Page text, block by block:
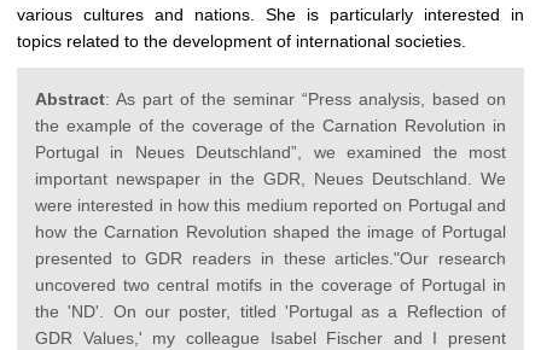
various cultures and nations. She is particularly interested in
topics related to the development of international societies.
Abstract: As part of the seminar “Press analysis, based on
the example of the coverage of the Carnation Revolution in
Portugal in Neues Deutschland”, we examined the most
important newspaper in the GDR, Neues Deutschland. We
were interested in how this medium reported on Portugal and
how the Carnation Revolution shaped the image of Portugal
presented to GDR readers in these articles."Our research
uncovered two central motifs in the coverage of Portugal in
the 'ND'. On our poster, titled 'Portugal as a Reflection of
GDR Values,' my colleague Isabel Fischer and I present